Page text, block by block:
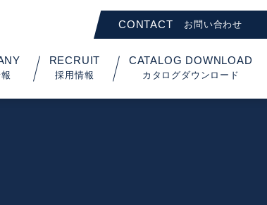
CONTACT お問い合わせ
RECRUIT
採用情報
CATALOG DOWNLOAD
カタログダウンロード